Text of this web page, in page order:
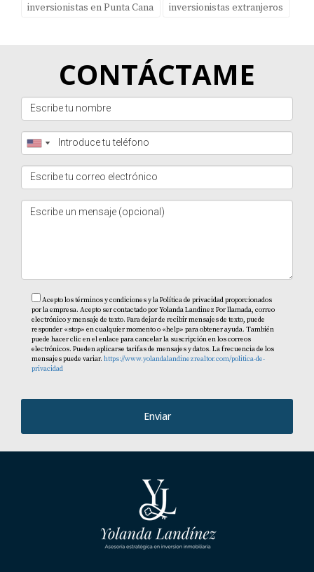
Si encuentras problemas significativos, es aconsejable
no dudar en buscar apoyo cuando lo necesites. Tu hogar
es una inversión valiosa; asegúrate de protegerla
adecuadamente. ¡Buena suerte!
inversionistas en Punta Cana
inversionistas extranjeros
CONTÁCTAME
Acepto los términos y condiciones y la Política de privacidad proporcionados
por la empresa. Acepto ser contactado por Yolanda Landinez Por llamada, correo
electrónico y mensaje de texto. Para dejar de recibir mensajes de texto, puede
responder «stop» en cualquier momento o «help» para obtener ayuda. También
puede hacer clic en el enlace para cancelar la suscripción en los correos
electrónicos. Pueden aplicarse tarifas de mensajes y datos. La frecuencia de los
mensajes puede variar. https://www.yolandalandinezrealtor.com/politica-de-
privacidad
Enviar